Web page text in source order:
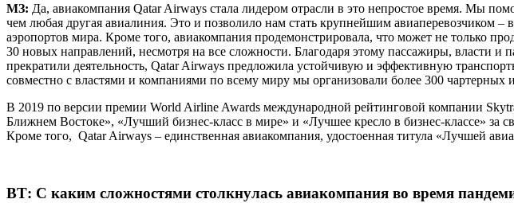
МЗ: Да, авиакомпания Qatar Airways стала лидером отрасли в это непростое время. Мы
чем любая другая авиалиния. Это и позволило нам стать крупнейшим авиаперевозчиком
аэропортов мира. Кроме того, авиакомпания продемонстрировала, что может не только
30 новых направлений, несмотря на все сложности. Благодаря этому пассажиры, власти
прекратили деятельность, Qatar Airways предложила устойчивую и эффективную
совместно с властями и компаниями по всему миру мы организовали более 300
В 2019 по версии премии World Airline Awards международной рейтинговой компании
Ближнем Востоке», «Лучший бизнес-класс в мире» и «Лучшее кресло в бизнес-классе» за
Кроме того, Qatar Airways – единственная авиакомпания, удостоенная титула «Лучшей
ВТ: С каким сложностями столкнулась авиакомпания во время